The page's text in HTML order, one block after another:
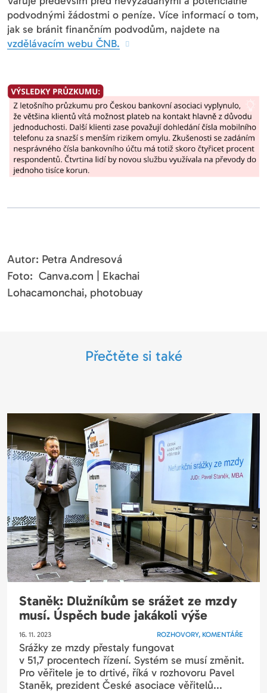
podvodnými žádostmi o peníze. Více informací o tom,
jak se bránit finančním podvodům, najdete na
vzdělávacím webu ČNB.
Autor: Petra Andresová
Foto: Canva.com | Ekachai
Lohacamonchai, photobuay
Přečtěte si také
Staněk: Dlužníkům se srážet ze mzdy
musí. Úspěch bude jakákoli výše
16. 11. 2023 ROZHOVORY, KOMENTÁŘE
Srážky ze mzdy přestaly fungovat
v 51,7 procentech řízení. Systém se musí změnit.
Pro věřitele je to drtivé, říká v rozhovoru Pavel
Staněk, prezident České asociace věřitelů...